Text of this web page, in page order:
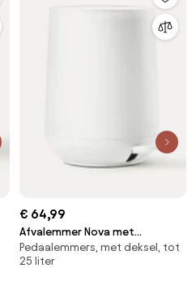
€ 64,99
Afvalemmer Nova met
softmotion deksel, 5 L
Pedaalemmers, met deksel, tot
25 liter